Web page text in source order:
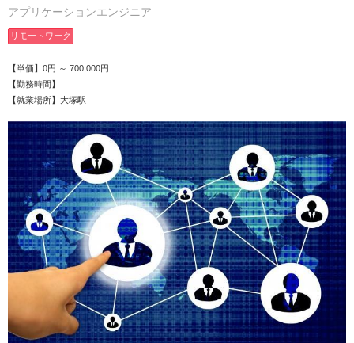
アプリケーションエンジニア
リモートワーク
【単価】0円 ～ 700,000円
【勤務時間】
【就業場所】大塚駅